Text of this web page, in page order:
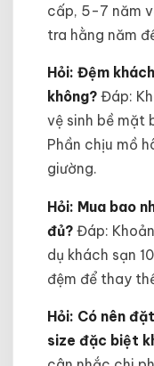
cấp, 5-7 năm
tra hằng năm
Hỏi: Đệm
không? Đáp:
vệ sinh bề mặt
Phần chịu mồ
giường.
Hỏi: Mua bao
đủ? Đáp:
dụ khách sạn
đệm để thay
Hỏi: Có nên
size đặc biệt